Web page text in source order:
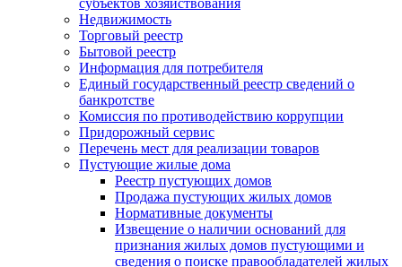
субъектов хозяйствования
Недвижимость
Торговый реестр
Бытовой реестр
Информация для потребителя
Единый государственный реестр сведений о
банкротстве
Комиссия по противодействию коррупции
Придорожный сервис
Перечень мест для реализации товаров
Пустующие жилые дома
Реестр пустующих домов
Продажа пустующих жилых домов
Нормативные документы
Извещение о наличии оснований для
признания жилых домов пустующими и
сведения о поиске правообладателей жилых